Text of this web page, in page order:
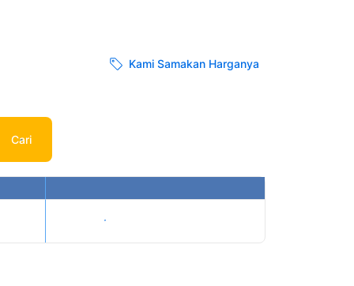
Kami Samakan Harganya
Cari
Tampilkan harga